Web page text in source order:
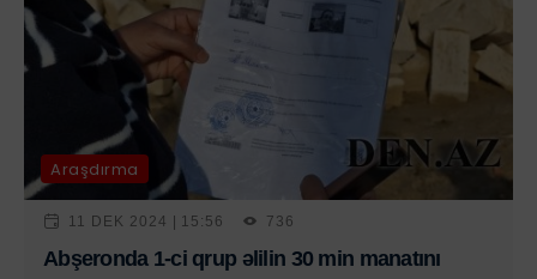
Araşdırma
11 DEK 2024 | 15:56 736
Abşeronda 1-ci qrup əlilin 30 min manatını